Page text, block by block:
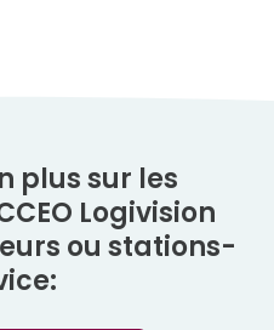
plus sur les
Logivision
ou stations-